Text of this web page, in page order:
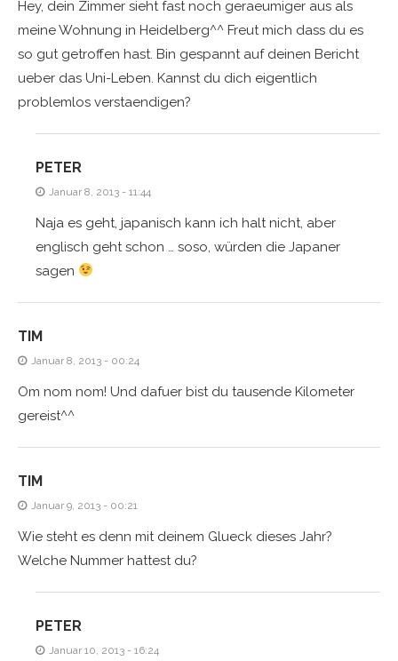
Hey, dein Zimmer sieht fast noch geraeumiger aus als
meine Wohnung in Heidelberg^^ Freut mich dass du es
so gut getroffen hast. Bin gespannt auf deinen Bericht
ueber das Uni-Leben. Kannst du dich eigentlich
problemlos verstaendigen?
PETER
Januar 8, 2013 - 11:44
Naja es geht, japanisch kann ich halt nicht, aber
englisch geht schon … soso, würden die Japaner
sagen
TIM
Januar 8, 2013 - 00:24
Om nom nom! Und dafuer bist du tausende Kilometer
gereist^^
TIM
Januar 9, 2013 - 00:21
Wie steht es denn mit deinem Glueck dieses Jahr?
Welche Nummer hattest du?
PETER
Januar 10, 2013 - 16:24